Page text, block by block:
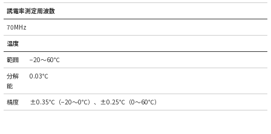
誘電率測定周波数
70MHz
温度
範囲
−20～60℃
分解
能
0.03℃
精度 ±0.35℃（−20～0℃）、±0.25℃（0～60℃）